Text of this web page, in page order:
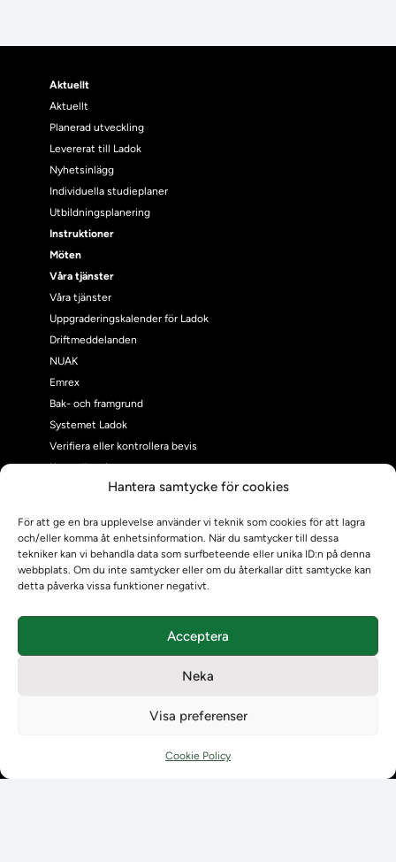
Hantera samtycke för cookies
För att ge en bra upplevelse använder vi teknik som cookies för att lagra
och/eller komma åt enhetsinformation. När du samtycker till dessa
tekniker kan vi behandla data som surfbeteende eller unika ID:n på denna
webbplats. Om du inte samtycker eller om du återkallar ditt samtycke kan
detta påverka vissa funktioner negativt.
Acceptera
Neka
Visa preferenser
Cookie Policy
Aktuellt
Aktuellt
Planerad utveckling
Levererat till Ladok
Nyhetsinlägg
Individuella studieplaner
Utbildningsplanering
Instruktioner
Möten
Våra tjänster
Våra tjänster
Uppgraderingskalender för Ladok
Driftmeddelanden
NUAK
Emrex
Bak- och framgrund
Systemet Ladok
Verifiera eller kontrollera bevis
Kontrollera intyg
Om Ladokkonsortiet
Ladokkonsortiet internationellt
Vision, strategi och produktplan
Teamens sammansättning och arbetet på Ladokkonsortiet
Användarkontakter
Policyer och dokument
Kontaktuppgifter till lärosätenas Ladoksupport
Kontaktuppgifter till Ladokkonsortiet